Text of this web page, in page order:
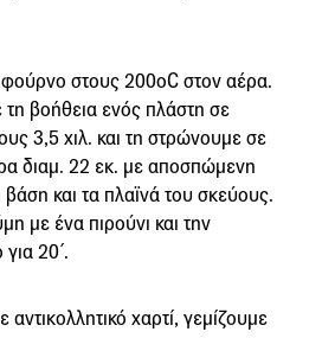
στους 200οC στον αέρα.
βοήθεια ενός πλάστη σε
3,5 χιλ. και τη στρώνουμε σε
διαμ. 22 εκ. με αποσπώμενη
και τα πλαϊνά του σκεύους.
με ένα πιρούνι και την
20΄.
χαρτί, γεμίζουμε